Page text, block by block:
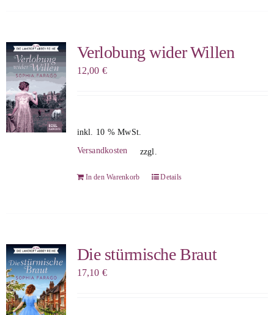
Verlobung wider Willen
12,00 €
inkl. 10 % MwSt.
zzgl.
Versandkosten
In den Warenkorb Details
Die stürmische Braut
17,10 €